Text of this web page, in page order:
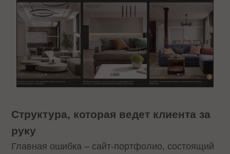
Структура, которая ведет клиента за
руку
Главная ошибка – сайт-портфолио, состоящий